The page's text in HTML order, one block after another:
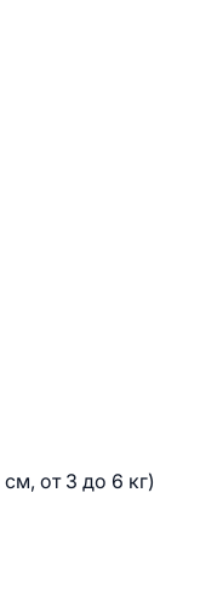
от 3 до 6 кг)